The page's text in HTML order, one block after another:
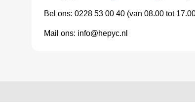
Bel ons: 0228 53 00 40 (van 08.00 tot
Mail ons: info@hepyc.nl